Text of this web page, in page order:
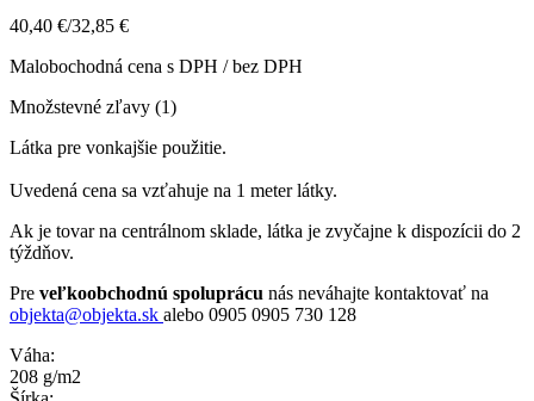
40,40 €/32,85 €
Malobochodná cena s DPH / bez DPH
Množstevné zľavy (1)
Látka pre vonkajšie použitie.
Uvedená cena sa vzťahuje na 1 meter látky.
Ak je tovar na centrálnom sklade, látka je zvyčajne k dispozícii do 2
týždňov.
Pre veľkoobchodnú spoluprácu nás neváhajte kontaktovať na
objekta@objekta.sk alebo 0905 0905 730 128
Váha:
208 g/m2